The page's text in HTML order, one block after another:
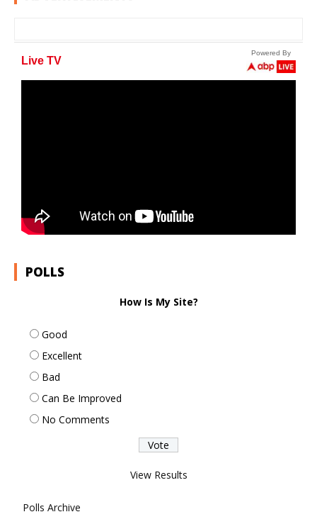
POLLS
How Is My Site?
Good
Excellent
Bad
Can Be Improved
No Comments
View Results
Polls Archive